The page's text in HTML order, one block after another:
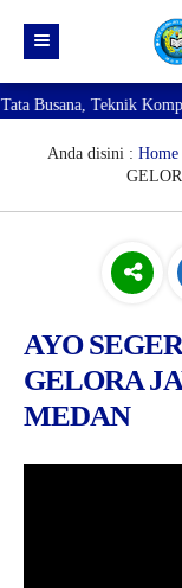
Beranda
Profil
DATA GURU
Komputer
Anda disini : Home
AYO
GELORA
MEDAN